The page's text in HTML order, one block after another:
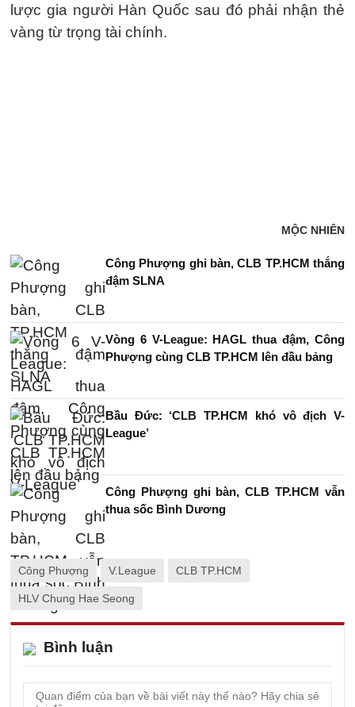
lược gia người Hàn Quốc sau đó phải nhận thẻ
vàng từ trọng tài chính.
MỘC NHIÊN
Công Phượng ghi bàn, CLB TP.HCM thắng
đậm SLNA
Vòng 6 V-League: HAGL thua đậm, Công
Phượng cùng CLB TP.HCM lên đầu bảng
Bầu Đức: ‘CLB TP.HCM khó vô địch V-
League’
Công Phượng ghi bàn, CLB TP.HCM vẫn
thua sốc Bình Dương
Công Phượng V.League CLB TP.HCM
HLV Chung Hae Seong
Bình luận